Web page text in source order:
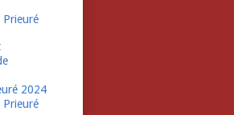
Prieuré
2024
Prieuré